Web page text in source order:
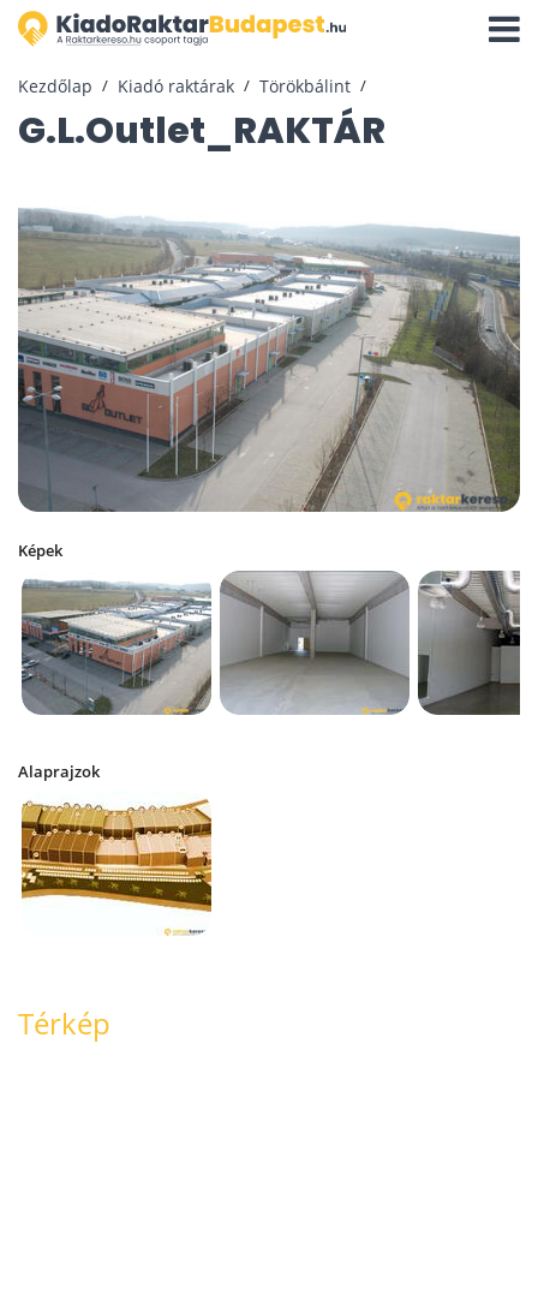
Kezdőlap Kiadó raktárak Törökbálint
G.L.Outlet_RAKTÁR
Képek
Alaprajzok
Térkép